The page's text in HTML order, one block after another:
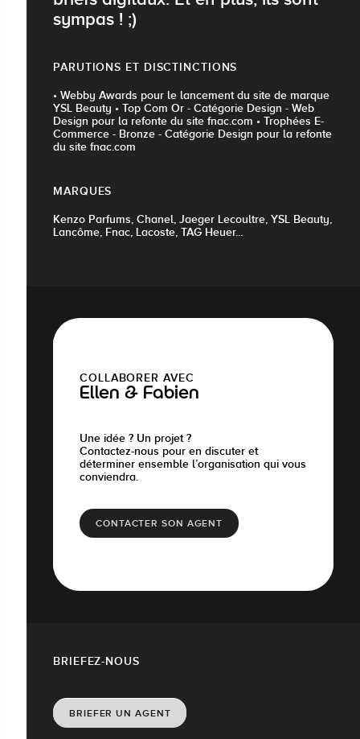
sympas ! ;)
PARUTIONS ET DISCTINCTIONS
• Webby Awards pour le lancement du site de marque
YSL Beauty • Top Com Or - Catégorie Design - Web
Design pour la refonte du site fnac.com • Trophées E-
Commerce - Bronze - Catégorie Design pour la refonte
du site fnac.com
MARQUES
Kenzo Parfums, Chanel, Jaeger Lecoultre, YSL Beauty,
Lancôme, Fnac, Lacoste, TAG Heuer...
COLLABORER AVEC
Ellen & Fabien
Une idée ? Un projet ?
Contactez-nous pour en discuter et
déterminer ensemble l’organisation qui vous
conviendra.
CONTACTER SON AGENT
BRIEFEZ-NOUS
BRIEFER UN AGENT